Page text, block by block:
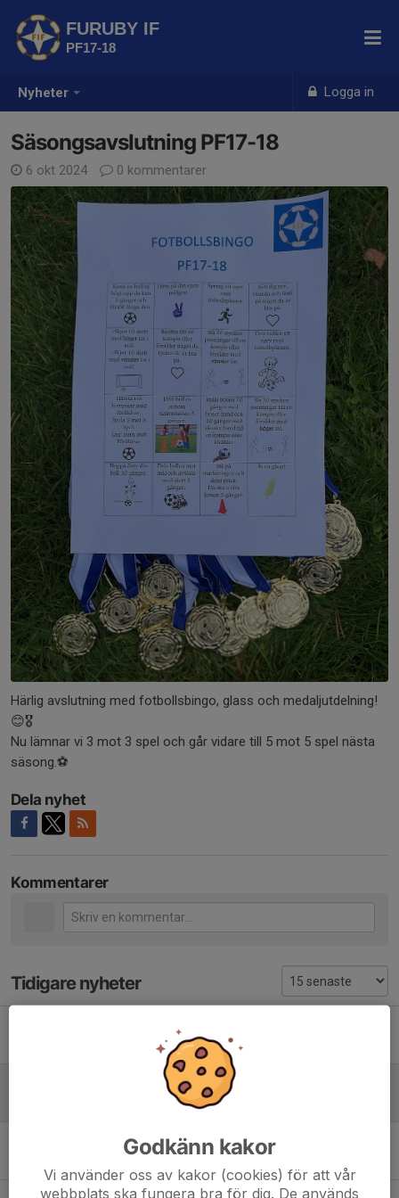
Nyheter Logga in
FURUBY IF
PF17-18
Säsongsavslutning PF17-18
6 okt 2024 0 kommentarer
Härlig avslutning med fotbollsbingo, glass och medaljutdelning!
😊🎖️
Nu lämnar vi 3 mot 3 spel och går vidare till 5 mot 5 spel nästa
säsong.⚽️
Dela nyhet
Kommentarer
Tidigare nyheter
Information PF17-18
0
Säsongsavslutning PF17-18
Uppstart PF17-18Godkänn kakor
Vi använder oss av kakor (cookies) för att vår
webbplats ska fungera bra för dig. De används